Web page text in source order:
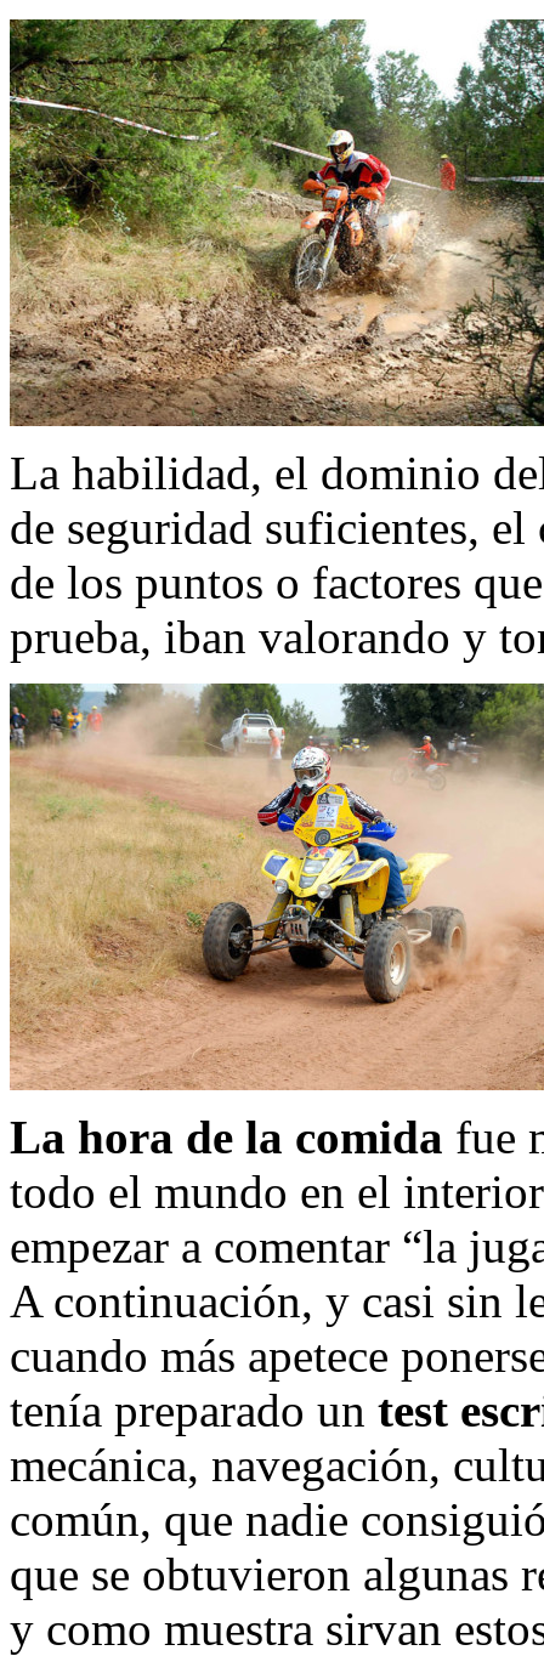
La habilidad, el dominio
de seguridad suficientes,
de los puntos o factores
prueba, iban valorando y
La hora de la comida fue
todo el mundo en el
empezar a comentar “la
A continuación, y casi sin
cuando más apetece
tenía preparado un test
mecánica, navegación,
común, que nadie
que se obtuvieron algunas
y como muestra sirvan